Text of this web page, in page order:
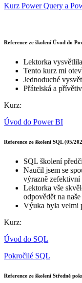
Kurz Power Query a
Reference ze školení Úvod do
Lektorka
Tento kurz mi
Jednoduché
Přátelská a
Kurz:
Úvod do Power BI
Reference ze školení SQL (05/
SQL školení
Naučil jsem se
výrazně zefektivní
Lektorka vše
odpovědět na
Výuka byla velmi
Kurz:
Úvod do SQL
Pokročilé SQL
Reference ze školení Středně